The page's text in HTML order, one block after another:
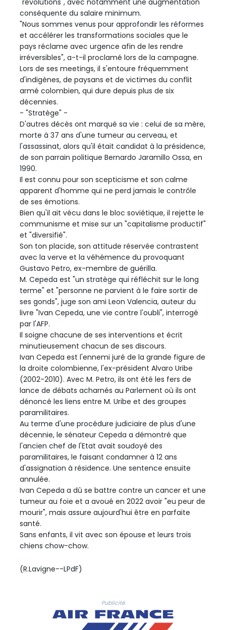
"révolutions", avec notamment une augmentation
conséquente du salaire minimum.
"Nous sommes venus pour approfondir les réformes
et accélérer les transformations sociales que le
pays réclame avec urgence afin de les rendre
irréversibles", a-t-il proclamé lors de la campagne.
Lors de ses meetings, il s'entoure fréquemment
d'indigènes, de paysans et de victimes du conflit
armé colombien, qui dure depuis plus de six
décennies.
- "Stratège" -
D'autres décès ont marqué sa vie : celui de sa mère,
morte à 37 ans d'une tumeur au cerveau, et
l'assassinat, alors qu'il était candidat à la présidence,
de son parrain politique Bernardo Jaramillo Ossa, en
1990.
Il est connu pour son scepticisme et son calme
apparent d'homme qui ne perd jamais le contrôle
de ses émotions.
Bien qu'il ait vécu dans le bloc soviétique, il rejette le
communisme et mise sur un "capitalisme productif"
et "diversifié".
Son ton placide, son attitude réservée contrastent
avec la verve et la véhémence du provoquant
Gustavo Petro, ex-membre de guérilla.
M. Cepeda est "un stratège qui réfléchit sur le long
terme" et "personne ne parvient à le faire sortir de
ses gonds", juge son ami Leon Valencia, auteur du
livre "Ivan Cepeda, une vie contre l'oubli", interrogé
par l'AFP.
Il soigne chacune de ses interventions et écrit
minutieusement chacun de ses discours.
Ivan Cepeda est l'ennemi juré de la grande figure de
la droite colombienne, l'ex-président Alvaro Uribe
(2002-2010). Avec M. Petro, ils ont été les fers de
lance de débats acharnés au Parlement où ils ont
dénoncé les liens entre M. Uribe et des groupes
paramilitaires.
Au terme d'une procédure judiciaire de plus d'une
décennie, le sénateur Cepeda a démontré que
l'ancien chef de l'Etat avait soudoyé des
paramilitaires, le faisant condamner à 12 ans
d'assignation à résidence. Une sentence ensuite
annulée.
Ivan Cepeda a dû se battre contre un cancer et une
tumeur au foie et a avoué en 2022 avoir "eu peur de
mourir", mais assure aujourd'hui être en parfaite
santé.
Sans enfants, il vit avec son épouse et leurs trois
chiens chow-chow.
(R.Lavigne--LPdF)
Publicité